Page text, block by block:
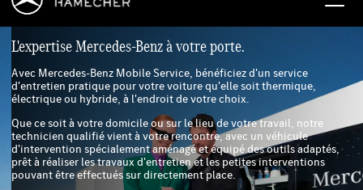
L'expertise Mercedes-Benz à votre porte.
Avec Mercedes-Benz Mobile Service, bénéficiez d'un service
d'entretien pratique pour votre voiture qu'elle soit thermique,
électrique ou hybride, à l'endroit de votre choix.
Que ce soit à votre domicile ou sur le lieu de votre travail, notre
technicien qualifié vient à votre rencontre, avec un véhicule
d'intervention spécialement aménagé et équipé des outils adaptés,
prêt à réaliser les travaux d'entretien et les petites interventions
pouvant être effectués sur directement place.